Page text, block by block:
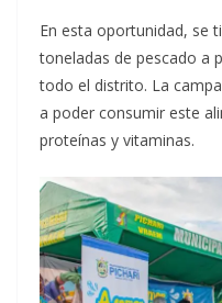
En esta oportunidad, se
toneladas de pescado a
todo el distrito. La
a poder consumir este
proteínas y vitaminas.